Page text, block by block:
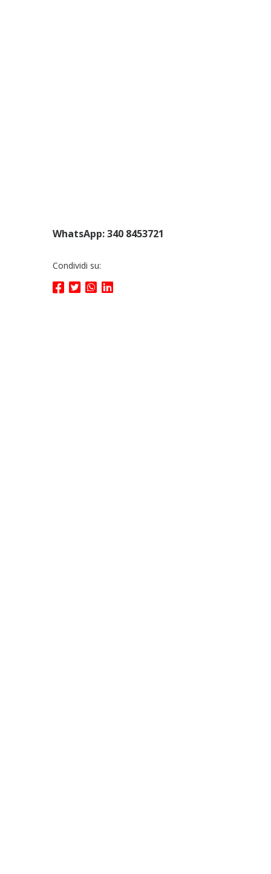
WhatsApp: 340 8453721
Condividi su: